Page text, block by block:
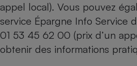
appel local). Vous pouvez
service Épargne Info Service
01 53 45 62 00 (prix d’un
obtenir des informations